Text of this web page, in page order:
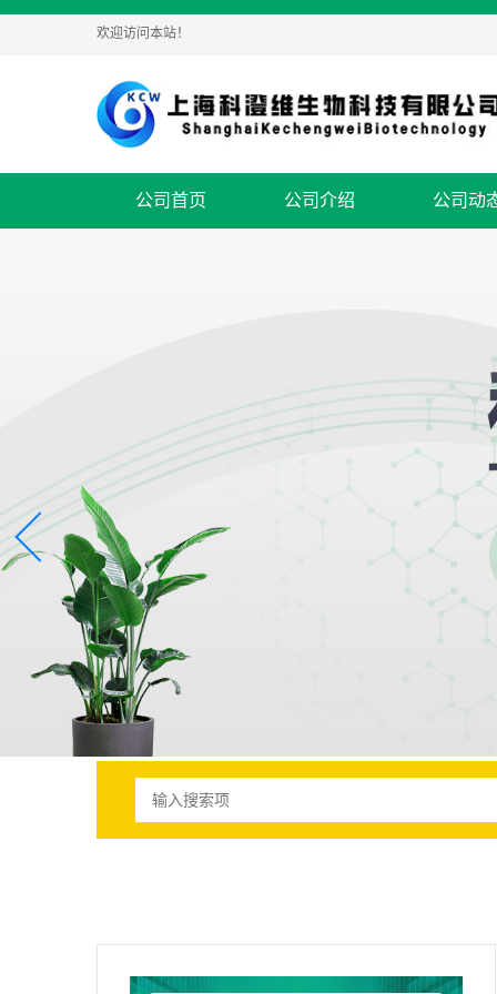
欢迎访问本站！
公司首页 公司介绍 公司动